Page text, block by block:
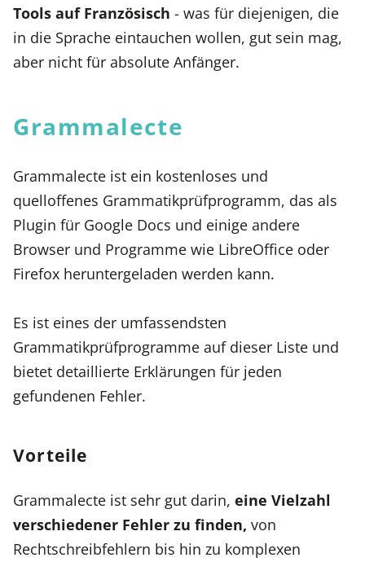
Tools auf Französisch - was für diejenigen, die
in die Sprache eintauchen wollen, gut sein mag,
aber nicht für absolute Anfänger.
Grammalecte
Grammalecte ist ein kostenloses und
quelloffenes Grammatikprüfprogramm, das als
Plugin für Google Docs und einige andere
Browser und Programme wie LibreOffice oder
Firefox heruntergeladen werden kann.
Es ist eines der umfassendsten
Grammatikprüfprogramme auf dieser Liste und
bietet detaillierte Erklärungen für jeden
gefundenen Fehler.
Vorteile
Grammalecte ist sehr gut darin, eine Vielzahl
verschiedener Fehler zu finden, von
Rechtschreibfehlern bis hin zu komplexen